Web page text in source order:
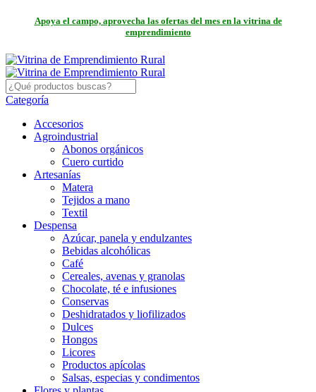
Apoya el campo, aprovecha las ofertas del mes en la vitrina de
emprendimiento
Categoría
Accesorios
Agroindustrial
Abonos orgánicos
Cuero curtido
Artesanías
Matera
Tejidos a mano
Textil
Despensa
Azúcar, panela y endulzantes
Bebidas alcohólicas
Café
Cereales, avenas y granolas
Chocolate, té e infusiones
Conservas
Deshidratados y liofilizados
Dulces
Hongos
Licores
Productos apícolas
Salsas, especias y condimentos